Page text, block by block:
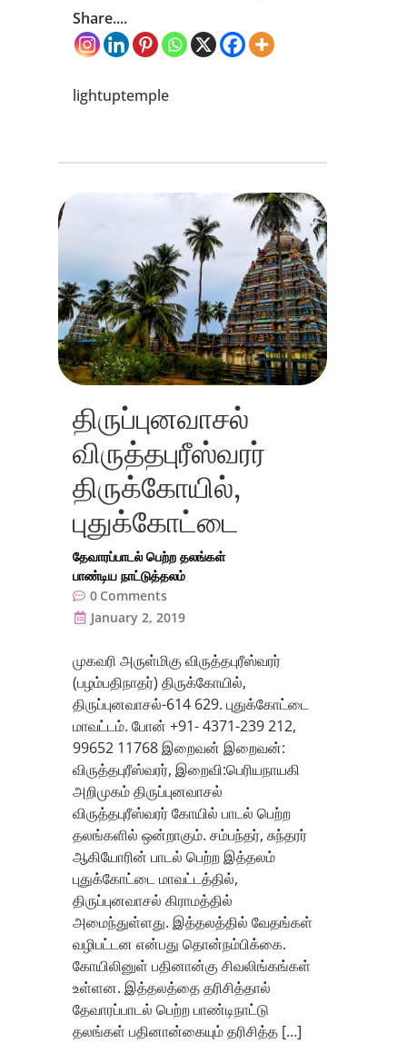
Share....
lightuptemple
திருப்புனவாசல்
விருத்தபுரீஸ்வரர்
திருக்கோயில்,
புதுக்கோட்டை
தேவாரப்பாடல் பெற்ற தலங்கள்
பாண்டிய நாட்டுத்தலம்
0 Comments
January 2, 2019
முகவரி அருள்மிகு விருத்தபுரீஸ்வரர்
(பழம்பதிநாதர்) திருக்கோயில்,
திருப்புனவாசல்-614 629. புதுக்கோட்டை
மாவட்டம். போன் +91- 4371-239 212,
99652 11768 இறைவன் இறைவன்:
விருத்தபுரீஸ்வரர், இறைவி:பெரியநாயகி
அறிமுகம் திருப்புனவாசல்
விருத்தபுரீஸ்வரர் கோயில் பாடல் பெற்ற
தலங்களில் ஒன்றாகும். சம்பந்தர், சுந்தரர்
ஆகியோரின் பாடல் பெற்ற இத்தலம்
புதுக்கோட்டை மாவட்டத்தில்,
திருப்புனவாசல் கிராமத்தில்
அமைந்துள்ளது. இத்தலத்தில் வேதங்கள்
வழிபட்டன என்பது தொன்நம்பிக்கை.
கோயிலினுள் பதினான்கு சிவலிங்கங்கள்
உள்ளன. இத்தலத்தை தரிசித்தால்
தேவாரப்பாடல் பெற்ற பாண்டிநாட்டு
தலங்கள் பதினான்கையும் தரிசித்த […]